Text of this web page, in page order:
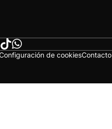
de cookiesContacto